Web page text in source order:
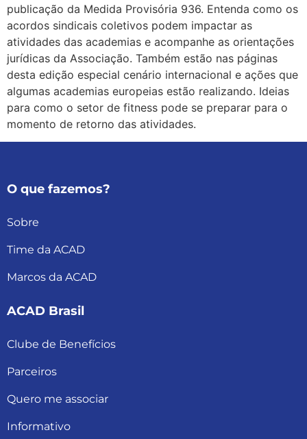
publicação da Medida Provisória 936. Entenda como os
acordos sindicais coletivos podem impactar as
atividades das academias e acompanhe as orientações
jurídicas da Associação. Também estão nas páginas
desta edição especial cenário internacional e ações que
algumas academias europeias estão realizando. Ideias
para como o setor de fitness pode se preparar para o
momento de retorno das atividades.
O que fazemos?
Sobre
Time da ACAD
Marcos da ACAD
ACAD Brasil
Clube de Benefícios
Parceiros
Quero me associar
Informativo